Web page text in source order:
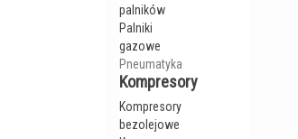
palników
Palniki
gazowe
Pneumatyka
Kompresory
Kompresory
bezolejowe